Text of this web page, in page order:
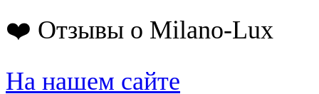
❤️ Отзывы о Milano-Lux
На нашем сайте